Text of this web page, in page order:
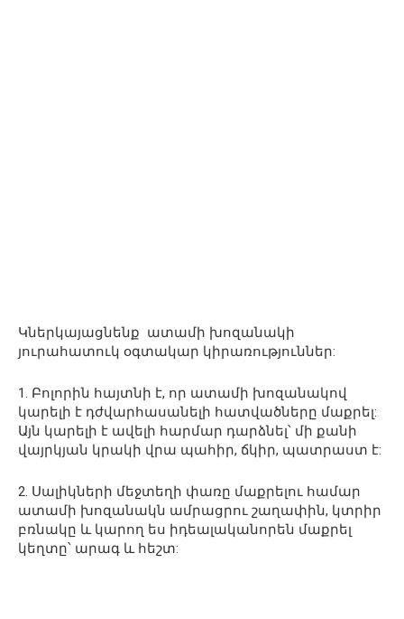
Կներկայացնենք ատամի խոզանակի
յուրահատուկ օգտակար կիրառություններ:
1. Բոլորին հայտնի է, որ ատամի խոզանակով
կարելի է դժվարհասանելի հատվածները մաքրել:
Այն կարելի է ավելի հարմար դարձնել՝ մի քանի
վայրկյան կրակի վրա պահիր, ճկիր, պատրաստ է:
2. Սալիկների մեջտեղի փառը մաքրելու համար
ատամի խոզանակն ամրացրու շաղափին, կտրիր
բռնակը և կարող ես իդեալականորեն մաքրել
կեղտը՝ արագ և հեշտ: